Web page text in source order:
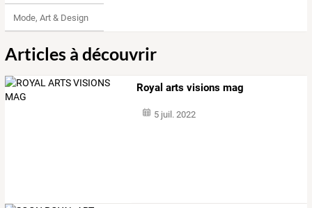
Mode, Art & Design
Articles à découvrir
Royal arts visions mag
5 juil. 2022